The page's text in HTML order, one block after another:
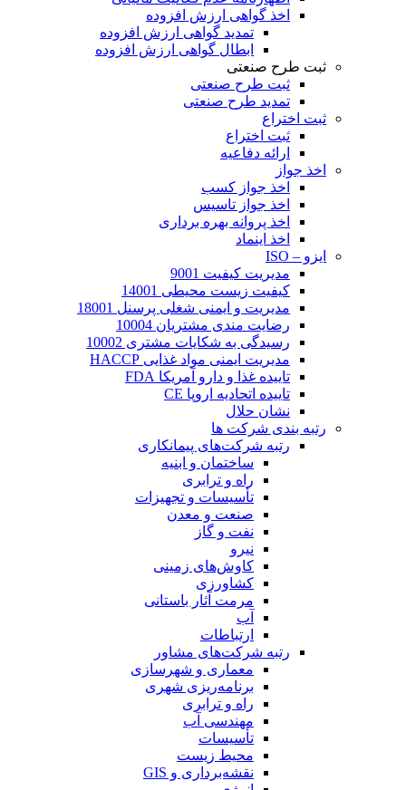
اخذ گواهی ارزش افزوده
تمدید گواهی ارزش افزوده
ابطال گواهی ارزش افزوده
ثبت طرح صنعتی
ثبت طرح صنعتی
تمدید طرح صنعتی
ثبت اختراع
ثبت اختراع
ارائه دفاعیه
اخذ جواز
اخذ جواز کسب
اخذ جواز تاسیس
اخذ پروانه بهره برداری
اخذ اینماد
ایزو – ISO
مدیریت کیفیت 9001
کیفیت زیست محیطی 14001
مدیریت و ایمنی شغلی پرسنل 18001
رضایت مندی مشتریان 10004
رسیدگی به شکایات مشتری 10002
مدیریت ایمنی مواد غذایی HACCP
تاییده غذا و دارو آمریکا FDA
تاییده اتحادیه اروپا CE
نشان حلال
رتبه بندی شرکت ها
رتبه شرکت‌های پیمانکاری
ساختمان و ابنیه
راه و ترابری
تأسیسات و تجهیزات
صنعت و معدن
نفت و گاز
نیرو
کاوش‌های زمینی
کشاورزی
مرمت آثار باستانی
آب
ارتباطات
رتبه شرکت‌های مشاور
معماری و شهرسازی
برنامه‌ریزی شهری
راه و ترابری
مهندسی آب
تأسیسات
محیط زیست
نقشه‌برداری و GIS